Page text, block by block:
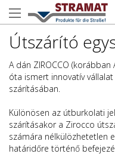
Útszárító
A dán ZIROCCO (korábban
óta ismert innovatív
szárításában.
Különösen az útburkolati
szárításakor a Zirocco
számára nélkülözhetetlen
határidőre történő